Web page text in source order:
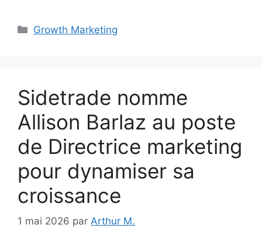
Catégories
Growth Marketing
Sidetrade nomme
Allison Barlaz au poste
de Directrice marketing
pour dynamiser sa
croissance
1 mai 2026 par Arthur M.